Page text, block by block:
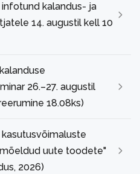
kalandus- ja
14. augustil kell 10
26.–27. augustil
18.08ks)
uute toodete"
2026)